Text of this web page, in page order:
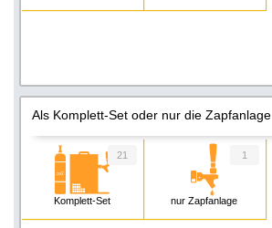
Als Komplett-Set oder nur die Zapfanlage
Komplett-Set
21
nur Zapfanlage
1